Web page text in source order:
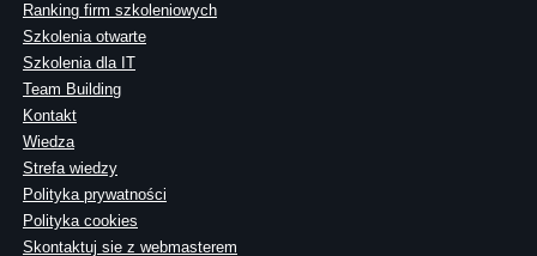
Ranking firm szkoleniowych
Szkolenia otwarte
Szkolenia dla IT
Team Building
Kontakt
Wiedza
Strefa wiedzy
Polityka prywatności
Polityka cookies
Skontaktuj sie z webmasterem